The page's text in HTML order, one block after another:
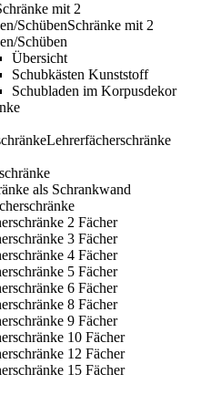
mit 2
SchübenSchränke mit 2
Schüben
Übersicht
Schubkästen Kunststoff
Schubladen im Korpusdekor
Lehrerfächerschränke
als Schrankwand
2 Fächer
3 Fächer
4 Fächer
5 Fächer
6 Fächer
8 Fächer
9 Fächer
10 Fächer
12 Fächer
15 Fächer